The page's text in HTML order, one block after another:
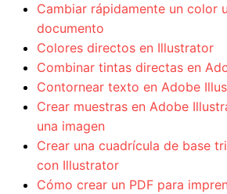
Cambiar rápidamente un color
documento
Colores directos en Illustrator
Combinar tintas directas en
Contornear texto en Adobe
Crear muestras en Adobe
una imagen
Crear una cuadrícula de base
con Illustrator
Cómo crear un PDF para